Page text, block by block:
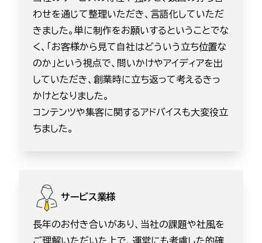
わせを通じて整理いただき、言語化していただ
きました。単に制作をお願いするということでな
く、「お客様から見て自社はどういう立ち位置な
のか」という視点で、問いかけやアイディアを出
していただき、創業時に立ち返って考えるきっ
かけとなりました。
コンテンツや集客に関するアドバイスも大変役立
ちました。
サービス業様
長年のお付き合いがあり、当社の課題や社風を